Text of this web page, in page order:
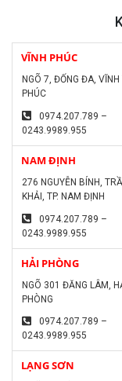
VĨNH PHÚC
NGÕ 7, ĐỐNG ĐA, VĨNH
PHÚC
0974.207.789 –
0243.9989.955
NAM ĐỊNH
276 NGUYỄN BÍNH,
KHẢI, TP. NAM ĐỊNH
0974.207.789 –
0243.9989.955
HẢI PHÒNG
NGÕ 301 ĐĂNG LÂM,
PHÒNG
0974.207.789 –
0243.9989.955
LẠNG SƠN